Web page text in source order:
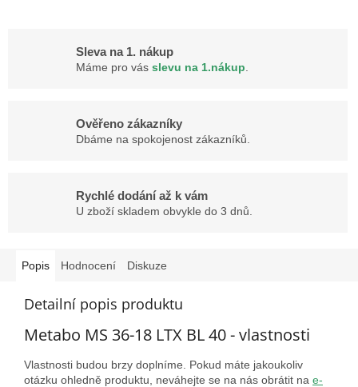
Sleva na 1. nákup
Máme pro vás slevu na 1.nákup
Ověřeno zákazníky
Dbáme na spokojenost zákazníků.
Rychlé dodání až k vám
U zboží skladem obvykle do 3 dnů.
Popis Hodnocení Diskuze
Detailní popis produktu
Metabo MS 36-18 LTX BL 40 - vlastnosti
Vlastnosti budou brzy doplníme. Pokud máte jakoukoliv
otázku ohledně produktu, neváhejte se na nás obrátit na e-